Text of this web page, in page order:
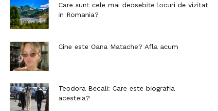
Care sunt cele mai deosebite locuri de vizitat
in Romania?
Cine este Oana Matache? Afla acum
Teodora Becali: Care este biografia
acesteia?